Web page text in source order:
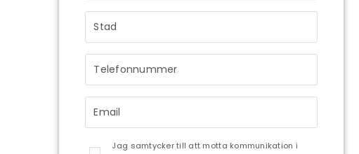
Ditt meddelande är mottaget och vi
Jag samtycker till att motta kommunikation i